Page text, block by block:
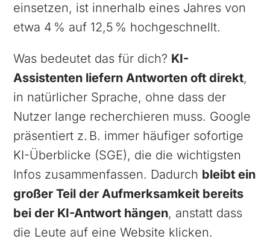
einsetzen, ist innerhalb eines Jahres von
etwa 4 % auf 12,5 % hochgeschnellt.
Was bedeutet das für dich? KI-
Assistenten liefern Antworten oft direkt,
in natürlicher Sprache, ohne dass der
Nutzer lange recherchieren muss. Google
präsentiert z. B. immer häufiger sofortige
KI-Überblicke (SGE), die die wichtigsten
Infos zusammenfassen. Dadurch bleibt ein
großer Teil der Aufmerksamkeit bereits
bei der KI-Antwort hängen, anstatt dass
die Leute auf eine Website klicken.